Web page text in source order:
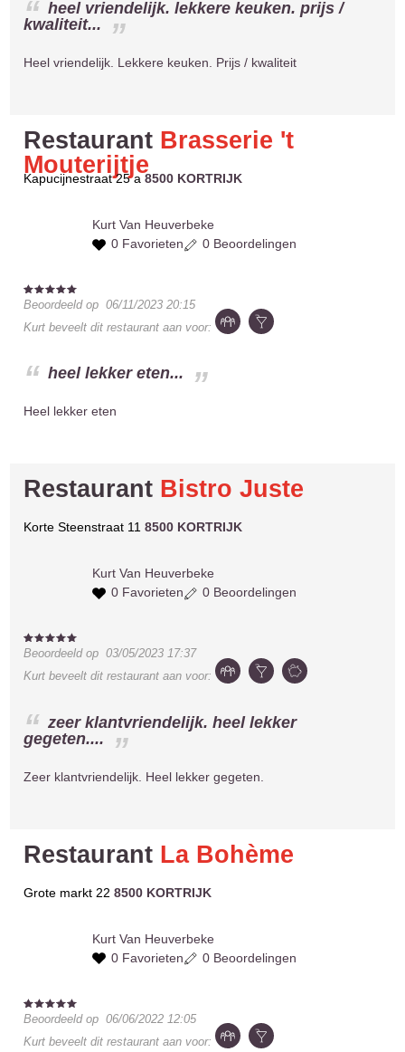
heel vriendelijk. lekkere keuken. prijs /
kwaliteit...
Heel vriendelijk. Lekkere keuken. Prijs / kwaliteit
Restaurant Brasserie 't
Mouterijtje
Kapucijnestraat 25 a8500 KORTRIJK
Kurt Van Heuverbeke
0 Favorieten
0 Beoordelingen
Beoordeeld op06/11/2023 20:15
Kurt beveelt dit restaurant aan voor:
heel lekker eten...
Heel lekker eten
Restaurant Bistro Juste
Korte Steenstraat 118500 KORTRIJK
Kurt Van Heuverbeke
0 Favorieten
0 Beoordelingen
Beoordeeld op03/05/2023 17:37
Kurt beveelt dit restaurant aan voor:
zeer klantvriendelijk. heel lekker
gegeten....
Zeer klantvriendelijk. Heel lekker gegeten.
Restaurant La Bohème
Grote markt 228500 KORTRIJK
Kurt Van Heuverbeke
0 Favorieten
0 Beoordelingen
Beoordeeld op06/06/2022 12:05
Kurt beveelt dit restaurant aan voor: